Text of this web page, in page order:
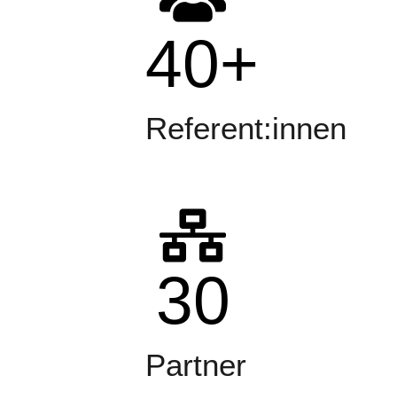
40+
Referent:innen
30
Partner